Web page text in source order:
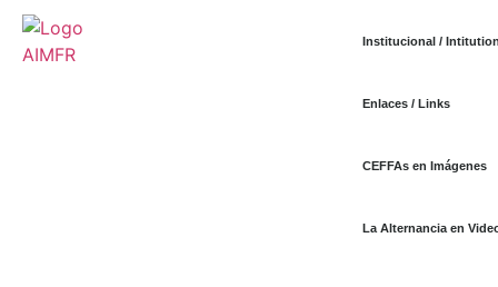
Institucional /
Enlaces / Links
CEFFAs en Imágenes
La Alternancia en